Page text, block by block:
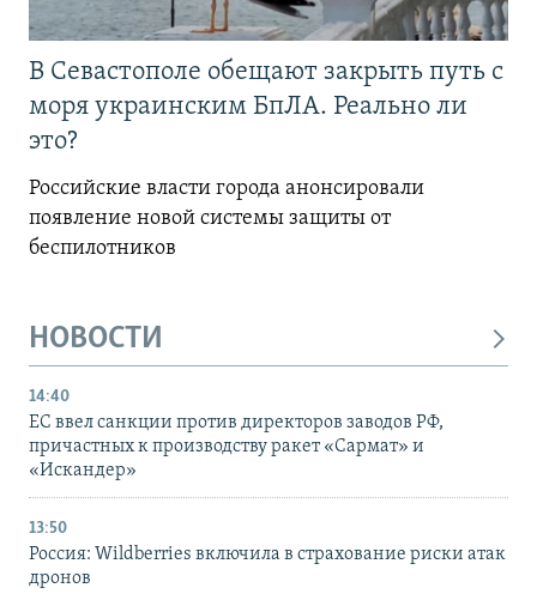
В Севастополе обещают закрыть путь с
моря украинским БпЛА. Реально ли
это?
Российские власти города анонсировали
появление новой системы защиты от
беспилотников
НОВОСТИ
14:40
ЕС ввел санкции против директоров заводов РФ,
причастных к производству ракет «Сармат» и
«Искандер»
13:50
Россия: Wildberries включила в страхование риски атак
дронов